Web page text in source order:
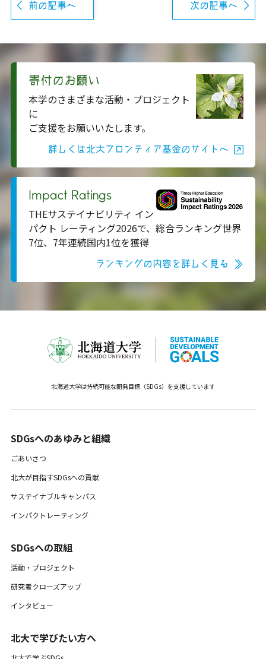
前の記事へ 次の記事へ
寄付のお願い
本学のさまざまな活動・プロジェクト
に
ご支援をお願いいたします。
詳しくは北大フロンティア基金のサイトへ
Impact Ratings
THEサステイナビリティ イン
パクト レーティング2026で、総合ランキング世界
7位、7年連続国内1位を獲得
ランキングの内容を詳しく見る
北海道大学は持続可能な開発目標（SDGs）を支援しています
SDGsへのあゆみと組織 ​
ごあいさつ
北大が目指すSDGsへの貢献
サステイナブルキャンパス
インパクトレーティング
SDGsへの取組
活動・プロジェクト
研究者クローズアップ
インタビュー
北大で学びたい方へ